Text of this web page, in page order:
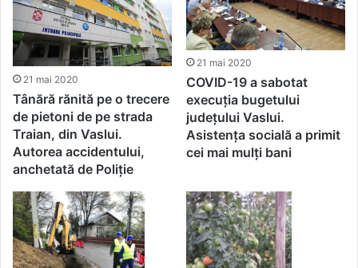
21 mai 2020
Tânără rănită pe o trecere
de pietoni de pe strada
Traian, din Vaslui.
Autorea accidentului,
anchetată de Poliție
21 mai 2020
COVID-19 a sabotat
execuția bugetului
județului Vaslui.
Asistența socială a primit
cei mai mulți bani